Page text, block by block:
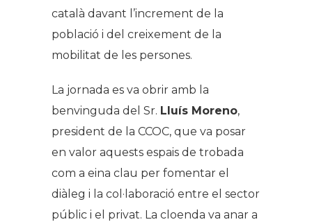
català davant l’increment de la
població i del creixement de la
mobilitat de les persones.
La jornada es va obrir amb la
benvinguda del Sr. Lluís Moreno,
president de la CCOC, que va posar
en valor aquests espais de trobada
com a eina clau per fomentar el
diàleg i la col·laboració entre el sector
públic i el privat. La cloenda va anar a